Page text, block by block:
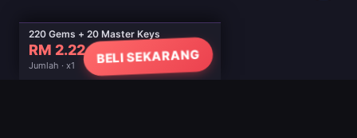
220 Gems + 20 Master Keys
RM 2.22
Jumlah · x1
BELI SEKARANG